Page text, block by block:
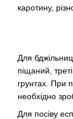
каротину,
Для
піщаний,
грунтах. При
необхідно
Для посіву